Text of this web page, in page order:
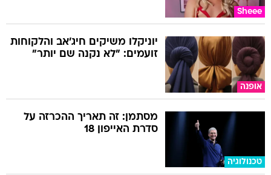
Sheee
אופנה
יוניקלו משיקים חיג'אב והלקוחות
זועמים: "לא נקנה שם יותר"
טכנולוגיה
מסתמן: זה תאריך ההכרזה על
סדרת האייפון 18